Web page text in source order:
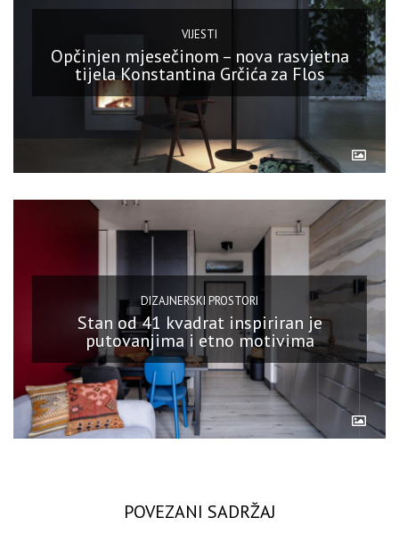
VIJESTI
Opčinjen mjesečinom – nova rasvjetna
tijela Konstantina Grčića za Flos
DIZAJNERSKI PROSTORI
Stan od 41 kvadrat inspiriran je
putovanjima i etno motivima
POVEZANI SADRŽAJ